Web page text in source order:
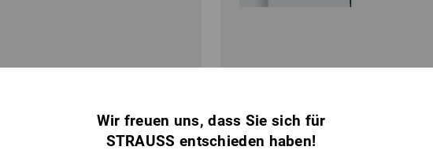
3 Varianten
37,08 €
(m. MwSt.)
Wir freuen uns, dass Sie sich für
STRAUSS entschieden haben!